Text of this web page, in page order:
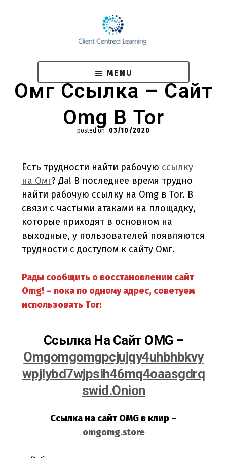
MENU
Омг Ссылка – Сайт
Omg В Tor
posted on 03/10/2020
Есть трудности найти рабочую ссылку
на Омг? Да! В последнее время трудно
найти рабочую ссылку на Omg в Tor. В
связи с частыми атаками на площадку,
которые приходят в основном на
выходные, у пользователей появляются
трудности с доступом к сайту Омг.
Рады сообщить о восстановлении сайт
Omg! – пока по одному адрес, советуем
использовать Tor:
Ссылка На Сайт OMG –
Omgomgomgpcjujqy4uhbhbkvy
Wpjlybd7wjpsih46mq4oaasgdrq
Swid.onion
Ссылка на сайт OMG в клир –
omgomg.store